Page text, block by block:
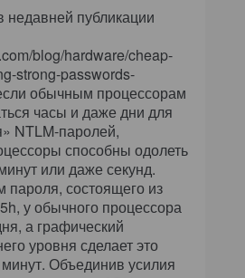
недавней публикации
blog/hardware/cheap-
strong-passwords-
обычным процессорам
часы и даже дни для
NTLM-паролей,
способны одолеть
или даже секунд.
состоящего из
у обычного процессора
а графический
уровня сделает это
Объединив усилия